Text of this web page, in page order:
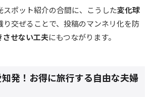
スポット紹介の合間に、こうした変化球
り交ぜることで、投稿のマンネリ化を防
させない工夫にもつながります。
発！お得に旅行する自由な夫婦